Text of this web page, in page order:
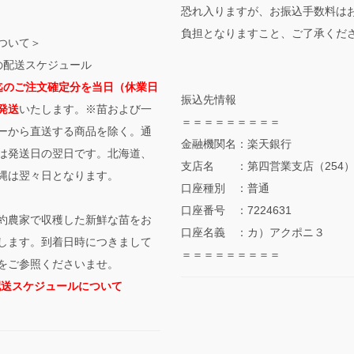
いて＞
送スケジュール
ご注文確定分を当日（休業日
送いたします。※苗および一
から直送する商品を除く。通
発送日の翌日です。北海道、
は翌々日となります。
農家で収穫した新鮮な苗をお
ます。到着日時につきまして
ご参照くださいませ。
スケジュールについて
恐れ入りますが、お振込手数料は
負担となりますこと、ご了承くだ
振込先情報
＝＝＝＝＝＝＝＝＝
金融機関名：楽天銀行
支店名 ：第四営業支店（254）
口座種別 ：普通
口座番号 ：7224631
口座名義 ：カ）アクポニ３
＝＝＝＝＝＝＝＝＝